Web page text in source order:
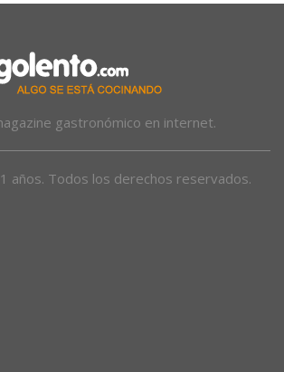
gastronómico en internet.
años. Todos los derechos reservados.